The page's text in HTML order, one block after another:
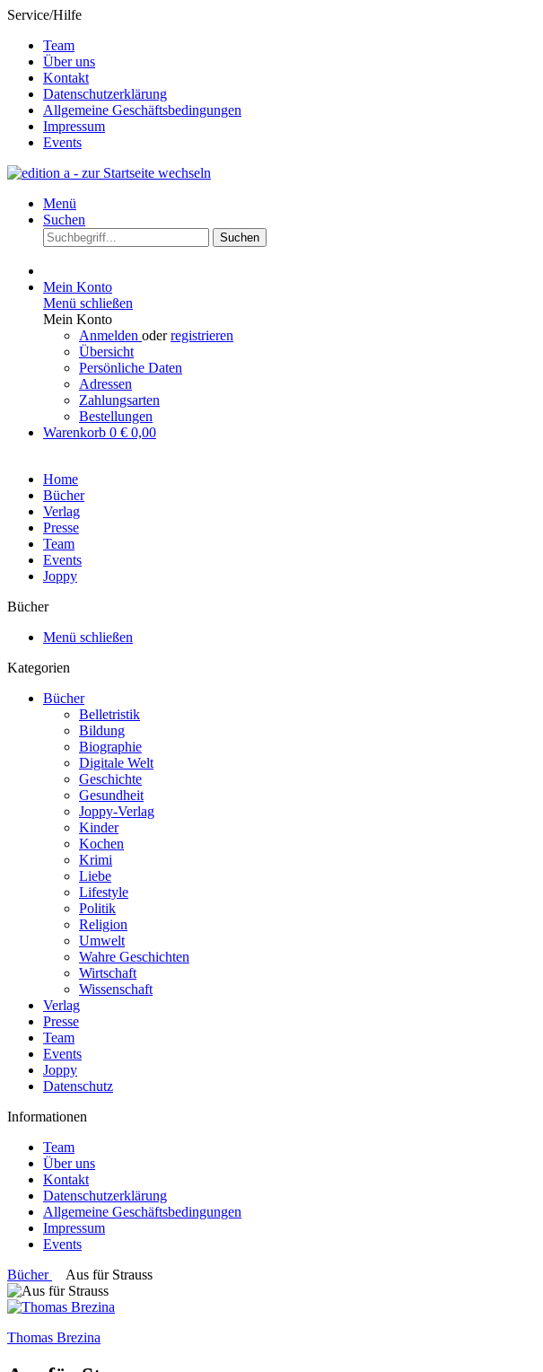
Service/Hilfe
Team
Über uns
Kontakt
Datenschutzerklärung
Allgemeine Geschäftsbedingungen
Impressum
Events
Menü
Suchen
Suchen
Mein Konto
Menü schließen
Mein Konto
Anmelden oderregistrieren
Übersicht
Persönliche Daten
Adressen
Zahlungsarten
Bestellungen
Warenkorb 0 € 0,00
Home
Bücher
Verlag
Presse
Team
Events
Joppy
Bücher
Menü schließen
Kategorien
Bücher
Belletristik
Bildung
Biographie
Digitale Welt
Geschichte
Gesundheit
Joppy-Verlag
Kinder
Kochen
Krimi
Liebe
Lifestyle
Politik
Religion
Umwelt
Wahre Geschichten
Wirtschaft
Wissenschaft
Verlag
Presse
Team
Events
Joppy
Datenschutz
Informationen
Team
Über uns
Kontakt
Datenschutzerklärung
Allgemeine Geschäftsbedingungen
Impressum
Events
Bücher
Aus für Strauss
Thomas Brezina